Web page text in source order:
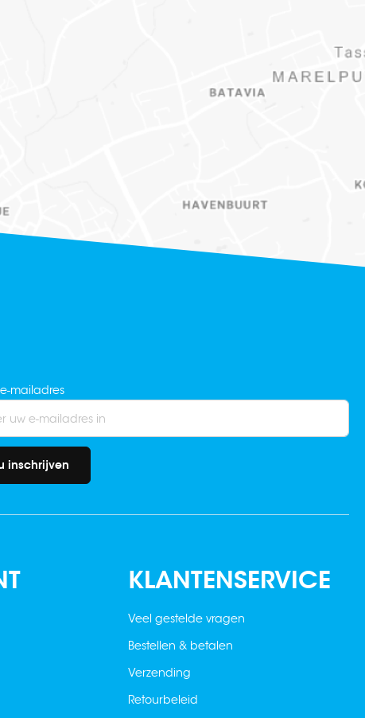
mailadres
inschrijven
KLANTENSERVICE
Veel gestelde vragen
Bestellen & betalen
Verzending
Retourbeleid